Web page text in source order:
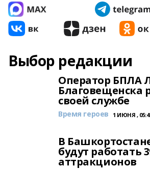
Выбор редакции
Оператор БПЛА
Благовещенска
своей службе
Время героев 1 ИЮНЯ ,
В
будут работать
аттракционов